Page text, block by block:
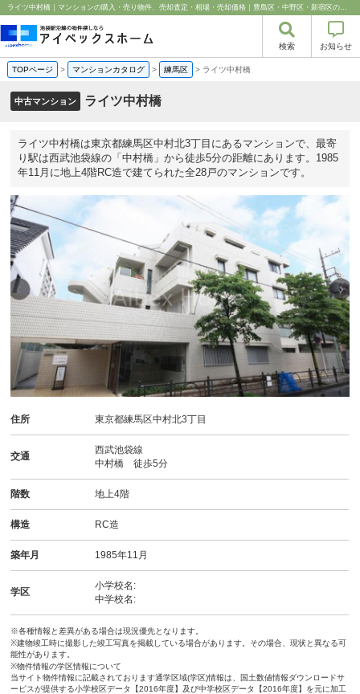
ライツ中村橋｜マンションの購入・売り物件、売却査定・相場・売却価格｜豊島区・中野区・新宿区の中古マンション・リノベーション情報なら池袋のアイベックスホーム！
検索 お知らせ
TOPページ > マンションカタログ > 練馬区 > ライツ中村橋
中古マンション ライツ中村橋
ライツ中村橋は東京都練馬区中村北3丁目にあるマンションで、最寄
り駅は西武池袋線の「中村橋」から徒歩5分の距離にあります。1985
年11月に地上4階RC造で建てられた全28戸のマンションです。
住所 東京都練馬区中村北3丁目
交通
西武池袋線
中村橋 徒歩5分
階数 地上4階
構造 RC造
築年月 1985年11月
学区
小学校名:
中学校名:
※各種情報と差異がある場合は現況優先となります。
※建物竣工時に撮影した竣工写真を掲載している場合があります。その場合、現状と異なる可
能性があります。
※物件情報の学区情報について
当サイト物件情報に記載されております通学区域(学区)情報は、国土数値情報ダウンロードサ
ービスが提供する小学校区データ【2016年度】及び中学校区データ【2016年度】を元に加工